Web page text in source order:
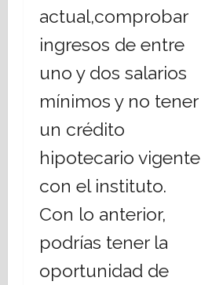
actual,comprobar
ingresos de entre
uno y dos salarios
mínimos y no tener
un crédito
hipotecario vigente
con el instituto.
Con lo anterior,
podrías tener la
oportunidad de